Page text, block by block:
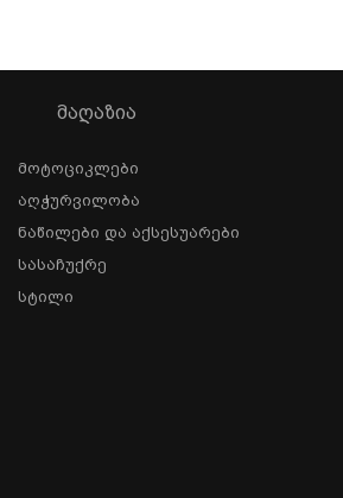
ᲛᲐᲦᲐᲖᲘᲐ
Მოტოციკლები
Აღჭურვილობა
Ნაწილები Და Აქსესუარები
Სასაჩუქრე
Სტილი